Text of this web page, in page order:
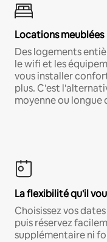
Locations meublées
Des logements
le wifi et les
vous installer
plus. C'est
moyenne ou longue
La flexibilité qu'il
Choisissez vos
puis réservez
supplémentaire ni